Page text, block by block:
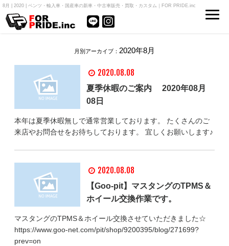
8月 | 2020 | ベンツ・輸入車・国産車の新車・中古車販売・買取・カスタム｜FOR PRIDE.inc
月別アーカイブ： 2020年8月
2020.08.08
夏季休暇のご案内 2020年08月
08日
本年は夏季休暇無しで通常営業しております。 たくさんのご
来店やお問合せをお待ちしております。 宜しくお願いします♪
2020.08.08
【Goo-pit】マスタングのTPMS＆
ホイール交換作業です。
マスタングのTPMS＆ホイール交換させていただきました☆
https://www.goo-net.com/pit/shop/9200395/blog/271699?
prev=on